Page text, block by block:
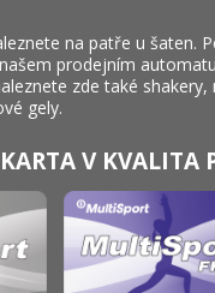
na patře u šaten.
prodejním
zde také
gely.
V KVALITA